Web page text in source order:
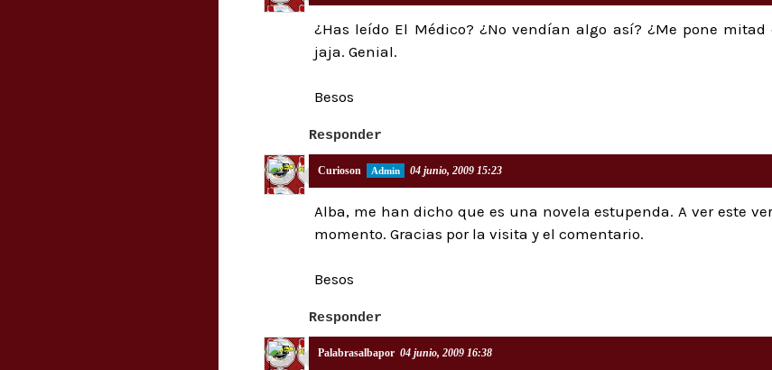
¿Has leído El Médico? ¿No vendían algo así? ¿Me pone mitad
jaja. Genial.
Besos
Responder
Curioson 04 junio, 2009 15:23
Alba, me han dicho que es una novela estupenda. A ver este
momento. Gracias por la visita y el comentario.
Besos
Responder
Palabrasalbapor 04 junio, 2009 16:38